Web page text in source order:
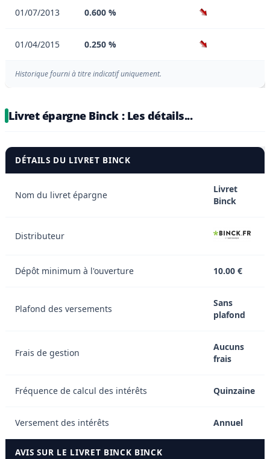
01/07/2013 0.600 %
01/04/2015 0.250 %
Historique fourni à titre indicatif uniquement.
Livret épargne Binck : Les détails...
DÉTAILS DU LIVRET BINCK
Nom du livret épargne
Livret
Binck
Distributeur
Dépôt minimum à l'ouverture 10.00 €
Plafond des versements
Sans
plafond
Frais de gestion
Aucuns
frais
Fréquence de calcul des intérêts Quinzaine
Versement des intérêts Annuel
AVIS SUR LE LIVRET BINCK BINCK